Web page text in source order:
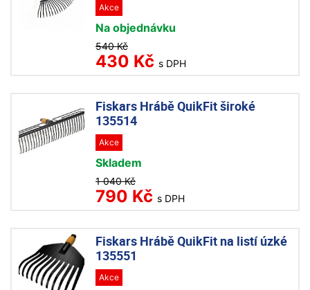
Akce
Na objednávku
540 Kč
430 Kč s DPH
Fiskars Hrábě QuikFit široké
135514
Akce
Skladem
1 040 Kč
790 Kč s DPH
Fiskars Hrábě QuikFit na listí úzké
135551
Akce